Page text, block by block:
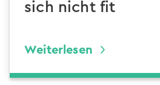
sich nicht fit
Weiterlesen